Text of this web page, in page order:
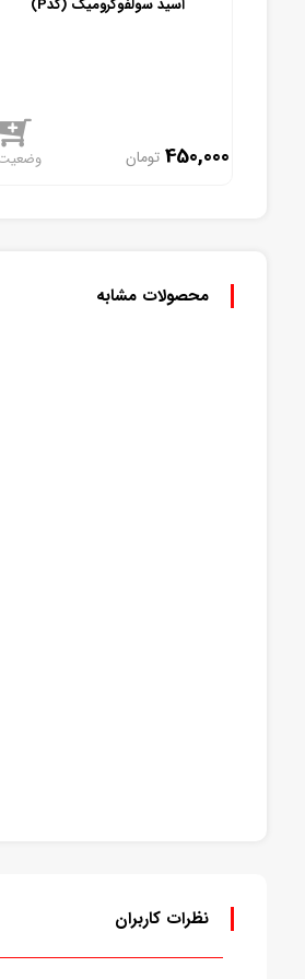
اسید سولفوکرومیک (کدP)
450,000 تومان
محصولات مشابه
نظرات کاربران